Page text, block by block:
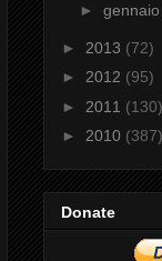
►gennaio
► 2013 (72)
► 2012 (95)
► 2011 (130)
► 2010 (387)
Donate